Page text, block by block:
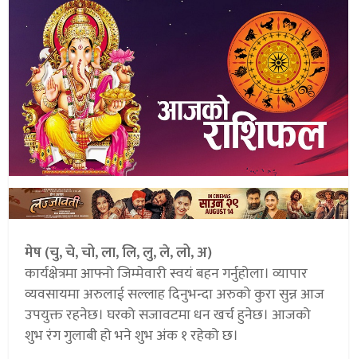
मेष (चु, चे, चो, ला, लि, लु, ले, लो, अ)
कार्यक्षेत्रमा आफ्नो जिम्मेवारी स्वयं बहन गर्नुहोला। व्यापार
व्यवसायमा अरुलाई सल्लाह दिनुभन्दा अरुको कुरा सुन्न आज
उपयुक्त रहनेछ। घरको सजावटमा धन खर्च हुनेछ। आजको
शुभ रंग गुलाबी हो भने शुभ अंक १ रहेको छ।